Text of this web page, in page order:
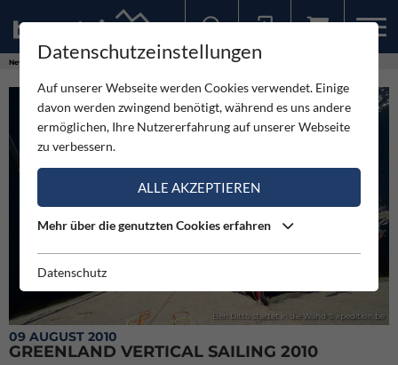
News
Ben Ditto startet in die Wand © xpedition.be
09 AUGUST 2010
GREENLAND VERTICAL SAILING 2010
Datenschutzeinstellungen
Auf unserer Webseite werden Cookies verwendet. Einige
davon werden zwingend benötigt, während es uns andere
ermöglichen, Ihre Nutzererfahrung auf unserer Webseite
zu verbessern.
ALLE AKZEPTIEREN
Mehr über die genutzten Cookies erfahren
Datenschutz